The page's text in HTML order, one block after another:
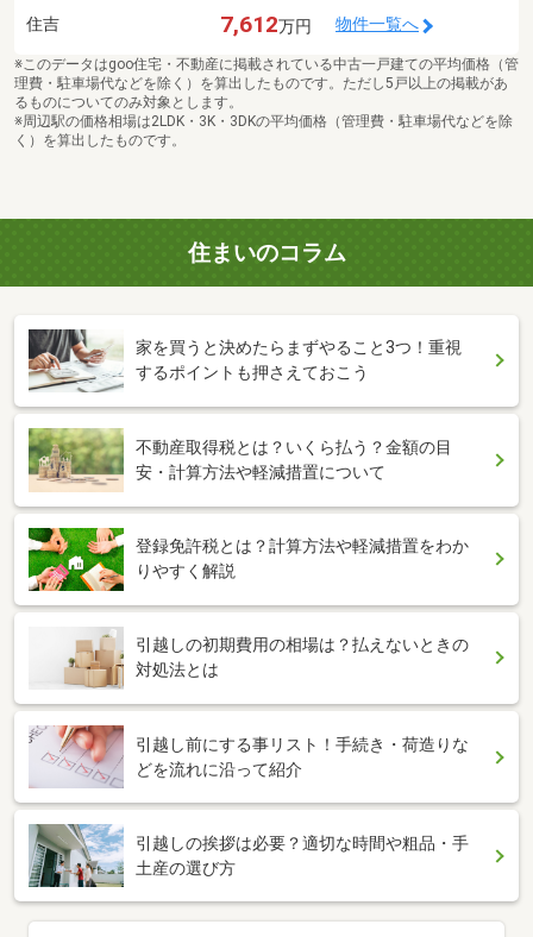
住吉 7,612万円 物件一覧へ
※このデータはgoo住宅・不動産に掲載されている中古一戸建ての平均価格（管
理費・駐車場代などを除く）を算出したものです。ただし5戸以上の掲載があ
るものについてのみ対象とします。
※周辺駅の価格相場は2LDK・3K・3DKの平均価格（管理費・駐車場代などを除
く）を算出したものです。
住まいのコラム
家を買うと決めたらまずやること3つ！重視
するポイントも押さえておこう
不動産取得税とは？いくら払う？金額の目
安・計算方法や軽減措置について
登録免許税とは？計算方法や軽減措置をわか
りやすく解説
引越しの初期費用の相場は？払えないときの
対処法とは
引越し前にする事リスト！手続き・荷造りな
どを流れに沿って紹介
引越しの挨拶は必要？適切な時間や粗品・手
土産の選び方